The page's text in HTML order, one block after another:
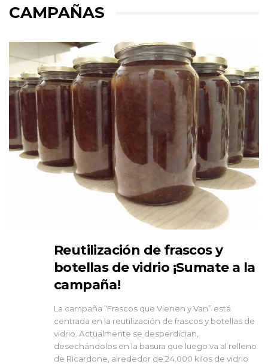
CAMPAÑAS
Reutilización de frascos y
botellas de vidrio ¡Sumate a la
campaña!
La campaña “Frascos que Vienen y Van” está
centrada en la reutilización de frascos y botellas de
vidrio. Actualmente se desperdician,
desechándolos en la basura que luego va al relleno
de Ricardone, alrededor de 24.000 kilos de vidrio